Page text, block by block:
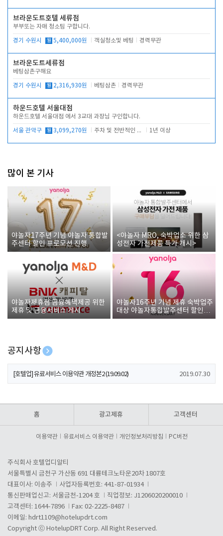
브라운도트호텔 세류점
부부또는 자매 청소팀 구합니다.
경기 수원시 월 5,400,000원 객실청소및 베팅 경력무관
브라운도트세류점
베팅삼촌구해요
경기 수원시 월 2,316,930원 베팅삼촌 경력무관
하운드호텔 서울대점
하운드호텔 서울대점 에서 3교대 과장님 구인합니다.
서울 관악구 월 3,099,270원 주차 및 전반적인 당번업무 1년 이상
많이 본 기사
야놀자17주년 기념 야놀자 통합발
주센터 할인 프로모션 진행
<야놀자 MRO, 숙박업소 위한 삼
성전자 가전제품 특가 개시>
야놀자제휴점 금융혜택제공 위한
제휴 및 금융서비스 게시
야놀자16주년 기념 제휴 숙박업주
대상 야놀자통합발주센터 할인쿠
폰 증정
공지사항
[호텔업] 개인정보 처리방침 개정본1 (19.09.02)
[호텔업] 유료서비스 이용약관 개정본2 (19.09.02) 2019.07.30
홈 광고제휴 고객센터
이용약관 유료서비스 이용약관 개인정보처리방침 PC버전
주식회사 호텔업디알티
서울특별시 금천구 가산동 691 대륭테크노타운20차 1807호
대표이사: 이송주
사업자등록번호: 441-87-01934
통신판매업신고: 서울금천-1204 호
직업정보: J1206020200010
고객센터: 1644-7896
Fax: 02-2225-8487
이메일: hdrt1109@hotelupdrt.com
Copyright ⓒ HotelupDRT Corp. All Right Reserved.